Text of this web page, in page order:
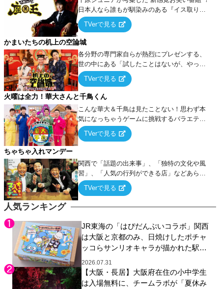
人気ランキング
JR東海の「はぴだんぶいコラボ」関西
は大阪と京都のみ、日焼けしたポチャ
ッコらサンリオキャラが描かれた駅弁
やグッズが登場
2026.07.31
【大阪・長居】大阪府在住の小中学生
は入場無料に、チームラボが「夏休み
日本人なら誰もが馴染みのある『イス取りゲ
ーム』をベースに、大喜利・ギャグ・モノボ
ケ・歌…など様々なお題で芸人がショートネ
タを競い合う！
TVerで見る
かまいたちの机上の空論城
各分野の専門家自らが熱烈にプレゼンする、
世の中にある「試したことはないが、やって
みたらこうなる！…ハズ」という“机上の空
論”に若手芸人らがカラダを張って挑む！
TVerで見る
火曜は全力！華大さんと千鳥くん
こんな華大＆千鳥は見たことない！思わず本
気になっちゃうゲームに挑戦するバラエティ
ー！
TVerで見る
ちゃちゃ入れマンデー
関西で「話題の出来事」、「独特の文化や風
習」、「人気の行列ができる店」などあらゆ
るテーマについて好き放題にちゃちゃを入れ
ていく関西色を前面に押し出したトークバラ
TVerで見る